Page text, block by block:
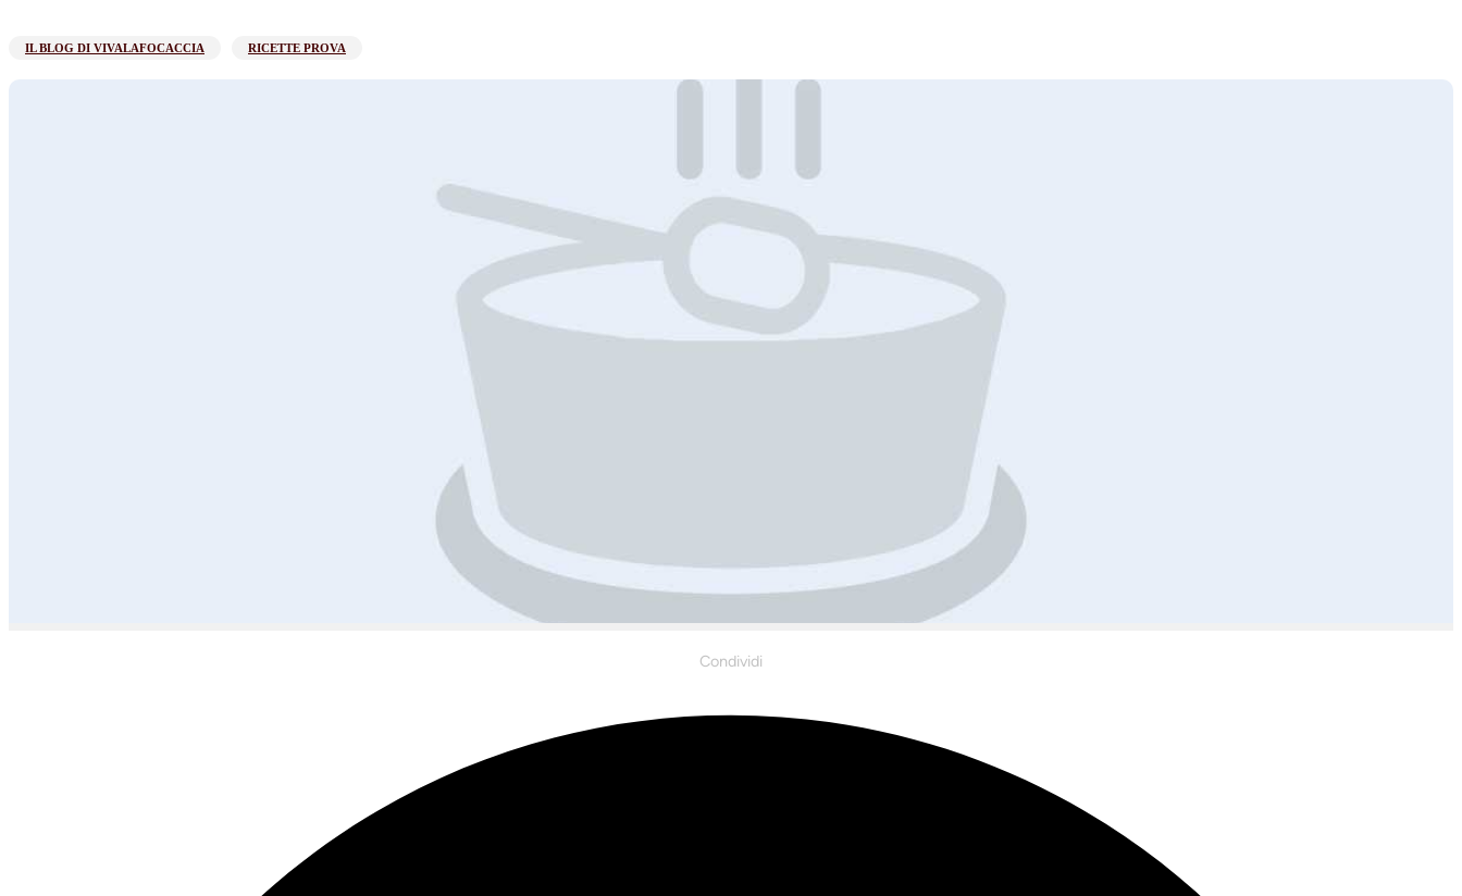
IL BLOG DI VIVALAFOCACCIA RICETTE PROVA
Condividi